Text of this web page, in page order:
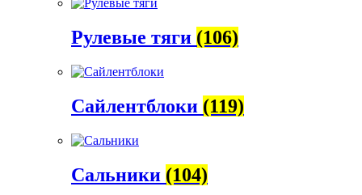
Рулевые тяги (106)
Сайлентблоки (119)
Сальники (104)